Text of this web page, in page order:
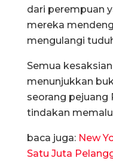
dari perempuan
mereka
mengulangi
Semua
menunjukkan
seorang pejuang
tindakan
baca juga: New
Satu Juta